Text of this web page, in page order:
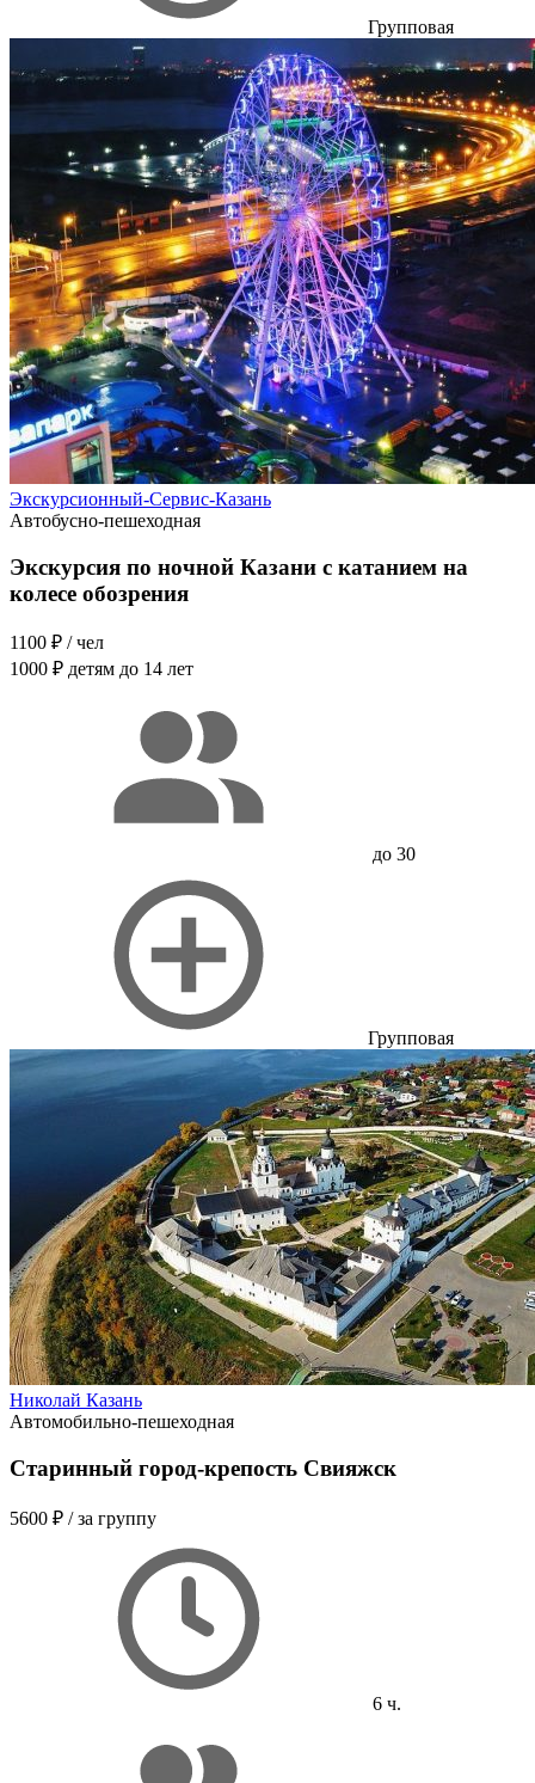
Групповая
Экскурсионный-Сервис-Казань
Автобусно-пешеходная
Экскурсия по ночной Казани с катанием на
колесе обозрения
1100 ₽ / чел
1000 ₽ детям до 14 лет
до 30
Групповая
Николай Казань
Автомобильно-пешеходная
Старинный город-крепость Свияжск
5600 ₽ / за группу
6 ч.